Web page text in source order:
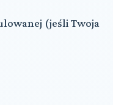
(jeśli Twoja